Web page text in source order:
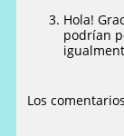
Hola!
podrían
Los